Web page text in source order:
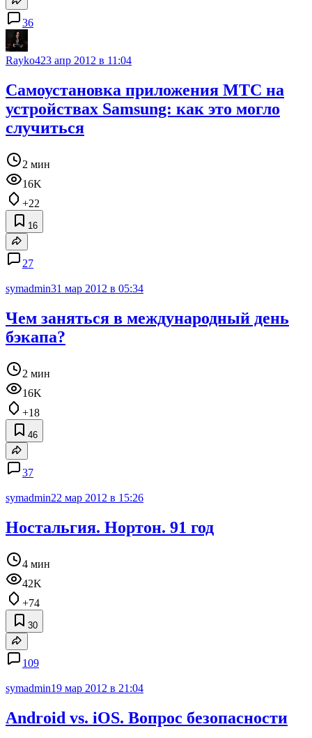
36
Rayko423 апр 2012 в 11:04
Самоустановка приложения МТС на
устройствах Samsung: как это могло
случиться
2 мин
16K
+22
16
27
symadmin31 мар 2012 в 05:34
Чем заняться в международный день
бэкапа?
2 мин
16K
+18
46
37
symadmin22 мар 2012 в 15:26
Ностальгия. Нортон. 91 год
4 мин
42K
+74
30
109
symadmin19 мар 2012 в 21:04
Android vs. iOS. Вопрос безопасности